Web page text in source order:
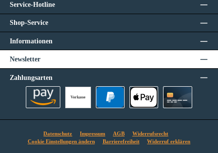
Service-Hotline
Shop-Service
Informationen
Newsletter
Zahlungsarten
Vorkasse
Datenschutz Impressum AGB
Widerrufsrecht
Cookie Einstellungen ändern
Barrierefreiheit Widerruf erklären